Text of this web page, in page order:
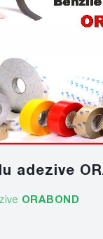
adezive
ORABOND